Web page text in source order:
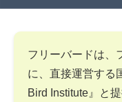
フリーバードは、
に、直接運営する
Bird Institute』と